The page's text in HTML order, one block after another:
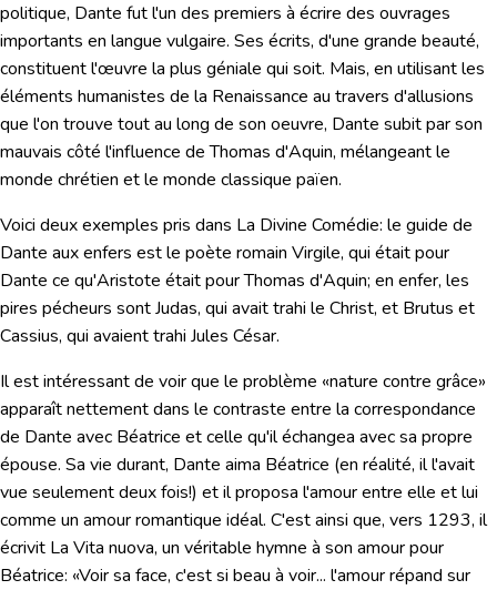
politique, Dante fut l'un des premiers à écrire des ouvrages
importants en langue vulgaire. Ses écrits, d'une grande beauté,
constituent l'œuvre la plus géniale qui soit. Mais, en utilisant les
éléments humanistes de la Renaissance au travers d'allusions
que l'on trouve tout au long de son oeuvre, Dante subit par son
mauvais côté l'influence de Thomas d'Aquin, mélangeant le
monde chrétien et le monde classique païen.
Voici deux exemples pris dans La Divine Comédie: le guide de
Dante aux enfers est le poète romain Virgile, qui était pour
Dante ce qu'Aristote était pour Thomas d'Aquin; en enfer, les
pires pécheurs sont Judas, qui avait trahi le Christ, et Brutus et
Cassius, qui avaient trahi Jules César.
Il est intéressant de voir que le problème «nature contre grâce»
apparaît nettement dans le contraste entre la correspondance
de Dante avec Béatrice et celle qu'il échangea avec sa propre
épouse. Sa vie durant, Dante aima Béatrice (en réalité, il l'avait
vue seulement deux fois!) et il proposa l'amour entre elle et lui
comme un amour romantique idéal. C'est ainsi que, vers 1293, il
écrivit La Vita nuova, un véritable hymne à son amour pour
Béatrice: «Voir sa face, c'est si beau à voir... l'amour répand sur